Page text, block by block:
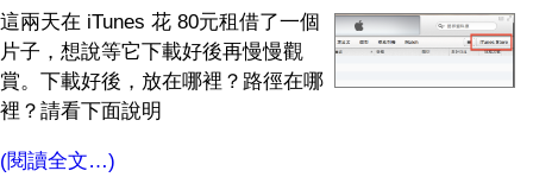
這兩天在 iTunes 花 80元租借了一個
片子，想說等它下載好後再慢慢觀
賞。下載好後，放在哪裡？路徑在哪
裡？請看下面說明
(閱讀全文…)